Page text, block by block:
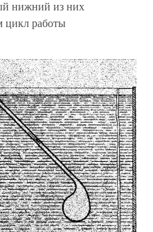
нижний из них
цикл работы